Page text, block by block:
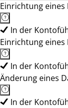
Einrichtung
In der
Einrichtung
In der
Änderung eines
In der